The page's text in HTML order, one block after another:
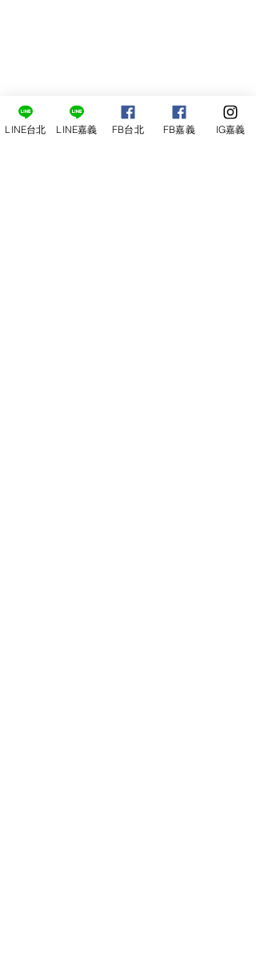
尋俠堂
電話：05-2273-705
地址：
嘉義市光彩街248巷9號
LINE台北 LINE嘉義 FB台北 FB嘉義 IG嘉義